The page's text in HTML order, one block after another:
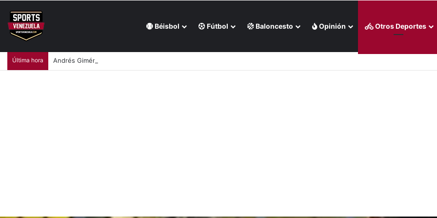
Béisbol Fútbol Baloncesto Opinión Otros Deportes
Última hora Andrés Giménez bajó los ánimos en Filadelfia (+Video)